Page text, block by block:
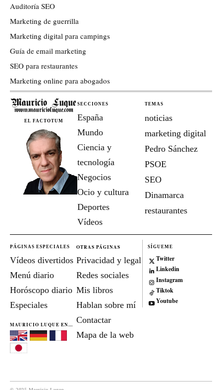
Auditoría SEO
Marketing de guerrilla
Marketing digital para campings
Guía de email marketing
SEO para restaurantes
Marketing online para abogados
EL FACTOTUM
SECCIONES
España
Mundo
Ciencia y
tecnología
Negocios
Ocio y cultura
Deportes
Vídeos
TEMAS
noticias
marketing digital
Pedro Sánchez
PSOE
SEO
Dinamarca
restaurantes
PÁGINAS ESPECIALES
Vídeos divertidos
Menú diario
Horóscopo diario
Especiales
MAURICIO LUQUE EN...
OTRAS PÁGINAS
Privacidad y legal
Redes sociales
Mis libros
Hablan sobre mí
Contactar
Mapa de la web
SÍGUEME
Twitter
Linkedin
Instagram
Tiktok
Youtube